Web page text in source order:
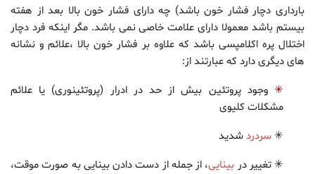
بارداری دچار فشار خون باشد) چه دارای فشار خون بالا بعد از هفته
بیستم باشد معمولا دارای علامت خاصی نمی باشد. مگر اینکه فرد دچار
اختلال پره اکلامپسی باشد که علاوه بر فشار خون بالا ،علائم و نشانه
های دیگری دارد که عبارتند از:
✳ وجود پروتئین بیش از حد در ادرار (پروتئینوری) یا علائم
مشکلات کلیوی
✳سردردشدید
✳ تغییر در بینایی، از جمله از دست دادن بینایی به صورت موقت،